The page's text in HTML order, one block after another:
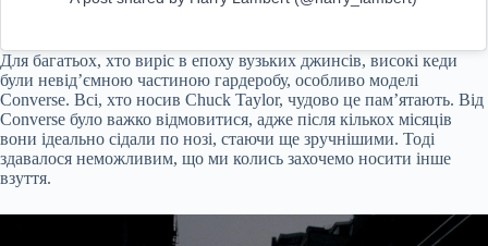
Для багатьох, хто виріс в епоху вузьких джинсів, високі кеди
були невід’ємною частиною гардеробу, особливо моделі
Converse. Всі, хто носив Chuck Taylor, чудово це пам’ятають. Від
Converse було важко відмовитися, адже після кількох місяців
вони ідеально сідали по нозі, стаючи ще зручнішими. Тоді
здавалося неможливим, що ми колись захочемо носити інше
взуття.